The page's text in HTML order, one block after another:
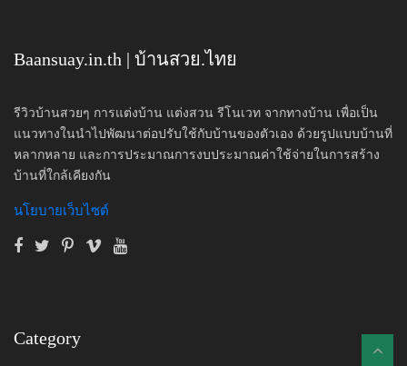
Baansuay.in.th | บ้านสวย.ไทย
รีวิวบ้านสวยๆ การแต่งบ้าน แต่งสวน รีโนเวท จากทางบ้าน เพื่อเป็น
แนวทางในนำไปพัฒนาต่อปรับใช้กับบ้านของตัวเอง ด้วยรูปแบบบ้านที่
หลากหลาย และการประมาณการงบประมาณค่าใช้จ่ายในการสร้าง
บ้านที่ใกล้เคียงกัน
นโยบายเว็บไซต์
Category